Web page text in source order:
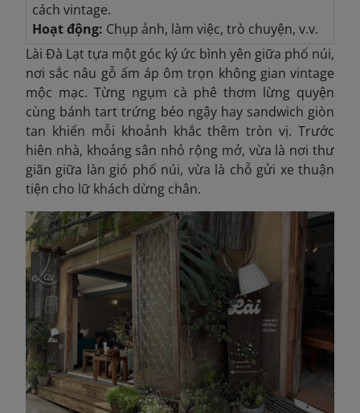
cách vintage.
Hoạt động: Chụp ảnh, làm việc, trò chuyện, v.v.
Lài Đà Lạt tựa một góc ký ức bình yên giữa phố núi,
nơi sắc nâu gỗ ấm áp ôm trọn không gian vintage
mộc mạc. Từng ngụm cà phê thơm lừng quyện
cùng bánh tart trứng béo ngậy hay sandwich giòn
tan khiến mỗi khoảnh khắc thêm tròn vị. Trước
hiên nhà, khoảng sân nhỏ rộng mở, vừa là nơi thư
giãn giữa làn gió phố núi, vừa là chỗ gửi xe thuận
tiện cho lữ khách dừng chân.